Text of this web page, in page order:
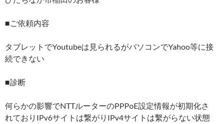
■ご依頼内容
タブレットでYoutubeは見られるがパソコンでYahoo等に接
続できない
■診断
何らかの影響でNTTルーターのPPPoE設定情報が初期化さ
れておりIPv6サイトは繋がりIPv4サイトは繫がらない状態